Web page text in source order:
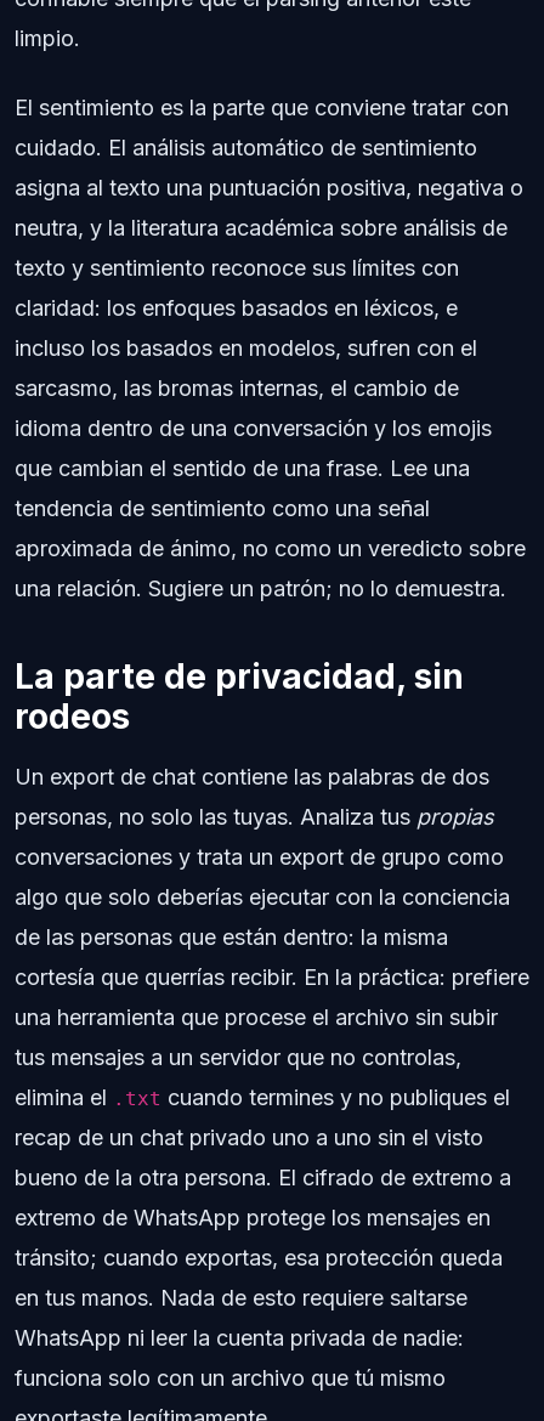
limpio.
El sentimiento es la parte que conviene tratar con
cuidado. El análisis automático de sentimiento
asigna al texto una puntuación positiva, negativa o
neutra, y la literatura académica sobre análisis de
texto y sentimiento reconoce sus límites con
claridad: los enfoques basados en léxicos, e
incluso los basados en modelos, sufren con el
sarcasmo, las bromas internas, el cambio de
idioma dentro de una conversación y los emojis
que cambian el sentido de una frase. Lee una
tendencia de sentimiento como una señal
aproximada de ánimo, no como un veredicto sobre
una relación. Sugiere un patrón; no lo demuestra.
La parte de privacidad, sin
rodeos
Un export de chat contiene las palabras de dos
personas, no solo las tuyas. Analiza tus propias
conversaciones y trata un export de grupo como
algo que solo deberías ejecutar con la conciencia
de las personas que están dentro: la misma
cortesía que querrías recibir. En la práctica: prefiere
una herramienta que procese el archivo sin subir
tus mensajes a un servidor que no controlas,
elimina el .txt cuando termines y no publiques el
recap de un chat privado uno a uno sin el visto
bueno de la otra persona. El cifrado de extremo a
extremo de WhatsApp protege los mensajes en
tránsito; cuando exportas, esa protección queda
en tus manos. Nada de esto requiere saltarse
WhatsApp ni leer la cuenta privada de nadie:
funciona solo con un archivo que tú mismo